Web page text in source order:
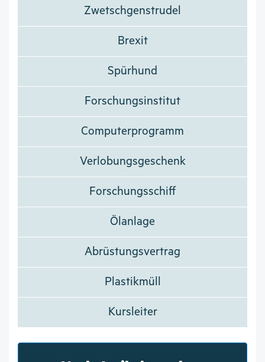
Zwetschgenstrudel
Brexit
Spürhund
Forschungsinstitut
Computerprogramm
Verlobungsgeschenk
Forschungsschiff
Ölanlage
Abrüstungsvertrag
Plastikmüll
Kursleiter